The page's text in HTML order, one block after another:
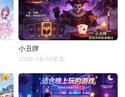
小丑牌
2026-08-06更新